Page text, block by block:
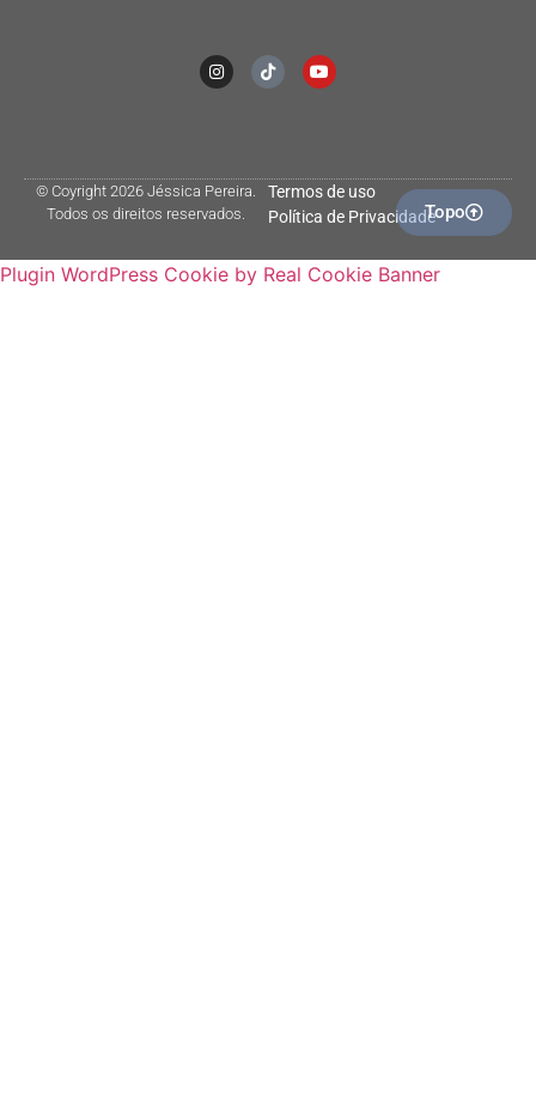
© Coyright 2026 Jéssica Pereira.
Todos os direitos reservados.
Termos de uso
Política de PrivacidadeTopo
Plugin WordPress Cookie by Real Cookie Banner